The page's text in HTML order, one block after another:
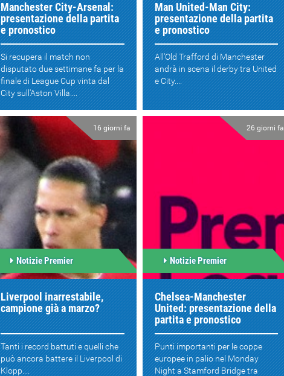
Manchester City-Arsenal:
presentazione della partita
e pronostico
Si recupera il match non
disputato due settimane fa per la
finale di League Cup vinta dal
City sull'Aston Villa....
Man United-Man City:
presentazione della partita
e pronostico
All'Old Trafford di Manchester
andrà in scena il derby tra United
e City....
16 giorni fa
Notizie Premier
Liverpool inarrestabile,
campione già a marzo?
Tanti i record battuti e quelli che
può ancora battere il Liverpool di
Klopp....
26 giorni fa
Notizie Premier
Chelsea-Manchester
United: presentazione della
partita e pronostico
Punti importanti per le coppe
europee in palio nel Monday
Night a Stamford Bridge tra